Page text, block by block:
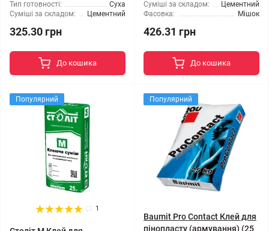
Тип готовності:
Суха
Суміші за складом:
Цементний
325.30 грн
До кошика
Суміші за складом:
Цементний
Фасовка:
Мішок
426.31 грн
До кошика
Популярний
1
Популярний
Baumit Pro Contact Клей для
пінопласту (армування) (25